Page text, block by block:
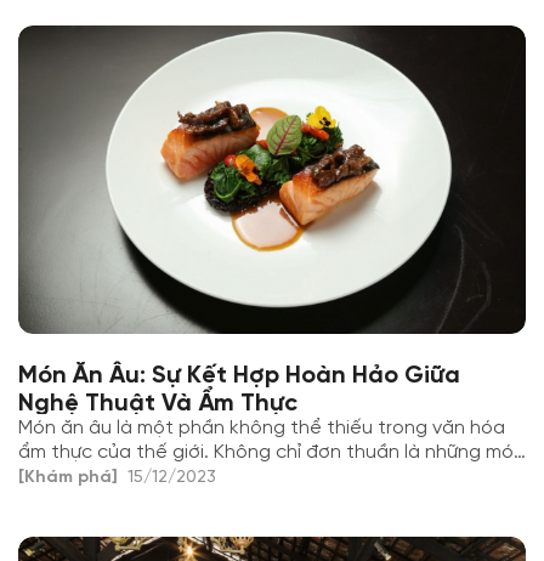
Món Ăn Âu: Sự Kết Hợp Hoàn Hảo Giữa
Nghệ Thuật Và Ẩm Thực
Món ăn âu là một phần không thể thiếu trong văn hóa
ẩm thực của thế giới. Không chỉ đơn thuần là những món
ăn ngon, ẩm thực âu còn mang trong mình nét đặc
[Khám phá] 15/12/2023